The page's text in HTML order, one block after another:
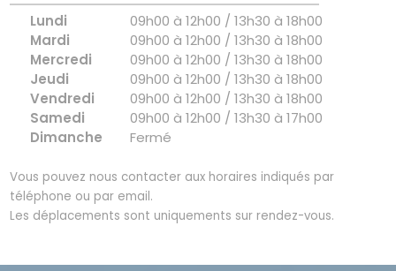
Lundi
09h00 à 12h00 / 13h30 à 18h00
Mardi
09h00 à 12h00 / 13h30 à 18h00
Mercredi
09h00 à 12h00 / 13h30 à 18h00
Jeudi
09h00 à 12h00 / 13h30 à 18h00
Vendredi
09h00 à 12h00 / 13h30 à 18h00
Samedi
09h00 à 12h00 / 13h30 à 17h00
Dimanche
Fermé
Vous pouvez nous contacter aux horaires indiqués par
téléphone ou par email.
Les déplacements sont uniquements sur rendez-vous.